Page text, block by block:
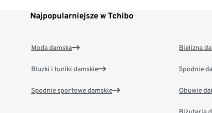
Najpopularniejsze w Tchibo
Moda damska
Bluzki i tuniki damskie
Spodnie sportowe damskie
Bielizna
Spodnie
Obuwie